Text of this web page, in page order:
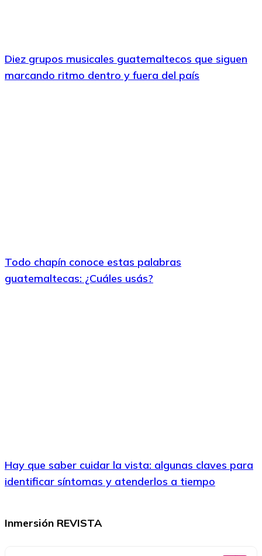
Diez grupos musicales guatemaltecos que siguen
marcando ritmo dentro y fuera del país
Todo chapín conoce estas palabras
guatemaltecas: ¿Cuáles usás?
Hay que saber cuidar la vista: algunas claves para
identificar síntomas y atenderlos a tiempo
Inmersión REVISTA